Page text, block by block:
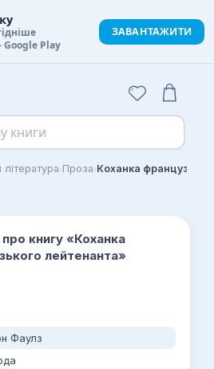
книги
›Проза›
про книгу «Коханка
лейтенанта»
Фаулз
Play
ЗАВАНТАЖИТИ